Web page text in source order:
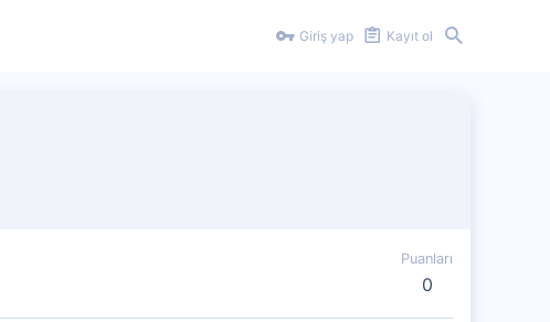
Giriş yap Kayıt ol
Puanları
0